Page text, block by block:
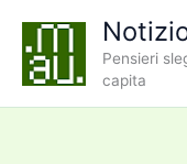
contenuto
Pensieri
capita